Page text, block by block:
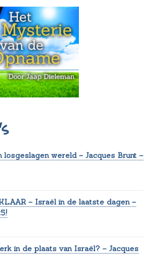
losgeslagen wereld – Jacques Brunt –
– Israël in de laatste dagen –
in de plaats van Israël? – Jacques